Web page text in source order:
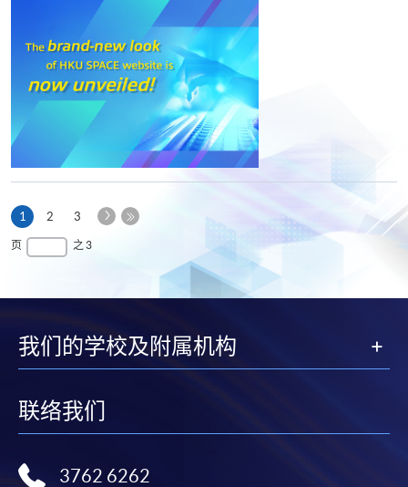
1 本
页
2 3
下
页 之 3
我们的学校及附属机构
联络我们
3762 6262